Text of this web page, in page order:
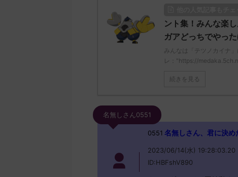
ント集！みんな楽
ガアどっちでやっ
みんなは「テツノカイナ
レ："https://
続きを見る
名無しさん0551
0551 名無しさん、君に決
2023/06/14(水) 19:28:03.20
ID:HBFshV890